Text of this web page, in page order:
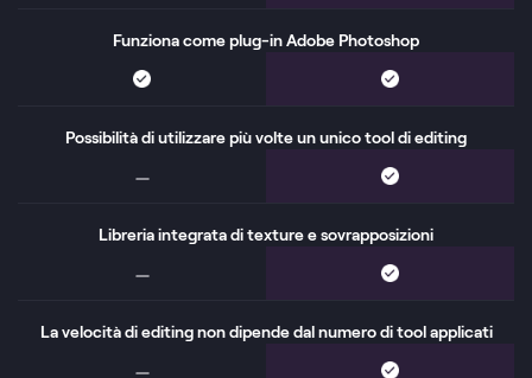
Funziona come plug-in Adobe Photoshop
Possibilità di utilizzare più volte un unico tool di editing
Libreria integrata di texture e sovrapposizioni
La velocità di editing non dipende dal numero di tool applicati